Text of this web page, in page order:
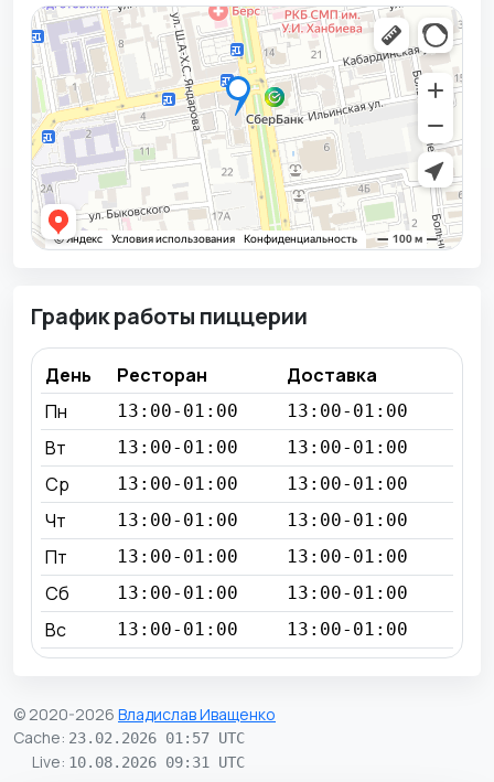
График работы пиццерии
День Ресторан
Доставка
Пн
13:00-01:00 13:00-01:00
Вт 13:00-01:00 13:00-01:00
Ср 13:00-01:00 13:00-01:00
Чт 13:00-01:00 13:00-01:00
Пт 13:00-01:00 13:00-01:00
Сб 13:00-01:00 13:00-01:00
Вс 13:00-01:00 13:00-01:00
© 2020-2026 Владислав Иващенко
Cache: 23.02.2026 01:57 UTC
Live: 10.08.2026 09:31 UTC